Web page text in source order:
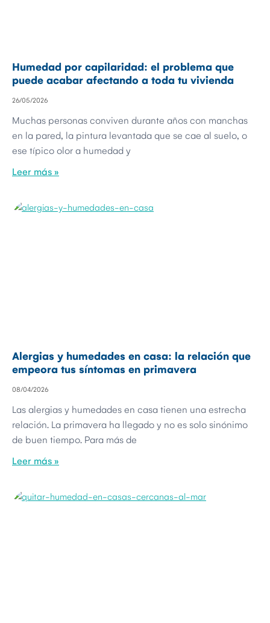
Humedad por capilaridad: el problema que
puede acabar afectando a toda tu vivienda
26/05/2026
Muchas personas conviven durante años con manchas
en la pared, la pintura levantada que se cae al suelo, o
ese típico olor a humedad y
Leer más »
Alergias y humedades en casa: la relación que
empeora tus síntomas en primavera
08/04/2026
Las alergias y humedades en casa tienen una estrecha
relación. La primavera ha llegado y no es solo sinónimo
de buen tiempo. Para más de
Leer más »